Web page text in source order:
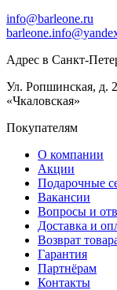
info@barleone.ru
Адрес в Санкт-
Ул. Ропшинская, д.
«Чкаловская»
Покупателям
О компании
Акции
Подарочные
Вакансии
Вопросы и
Доставка и
Возврат
Гарантия
Партнёрам
Контакты